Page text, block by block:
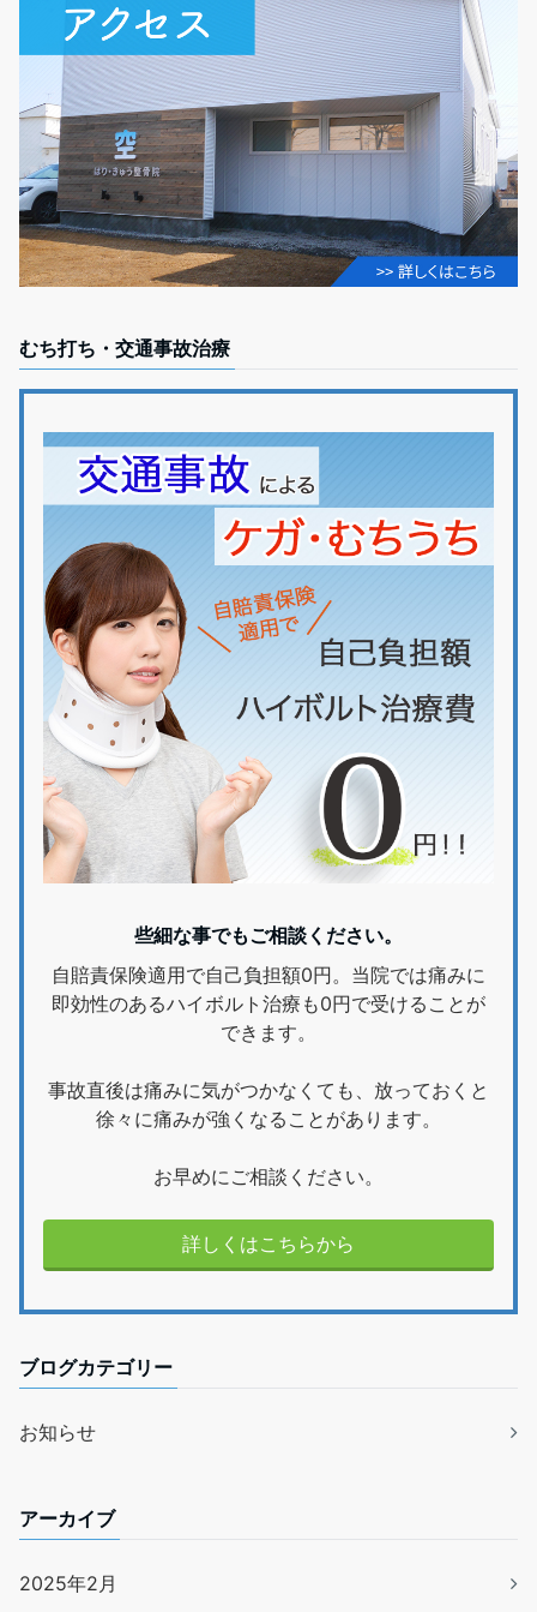
むち打ち・交通事故治療
些細な事でもご相談ください。
自賠責保険適用で自己負担額0円。当院では痛みに
即効性のあるハイボルト治療も0円で受けることが
できます。
事故直後は痛みに気がつかなくても、放っておくと
徐々に痛みが強くなることがあります。
お早めにご相談ください。
詳しくはこちらから
ブログカテゴリー
お知らせ
アーカイブ
2025年2月